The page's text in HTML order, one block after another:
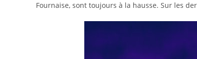
Fournaise, sont toujours à la hausse. Sur les